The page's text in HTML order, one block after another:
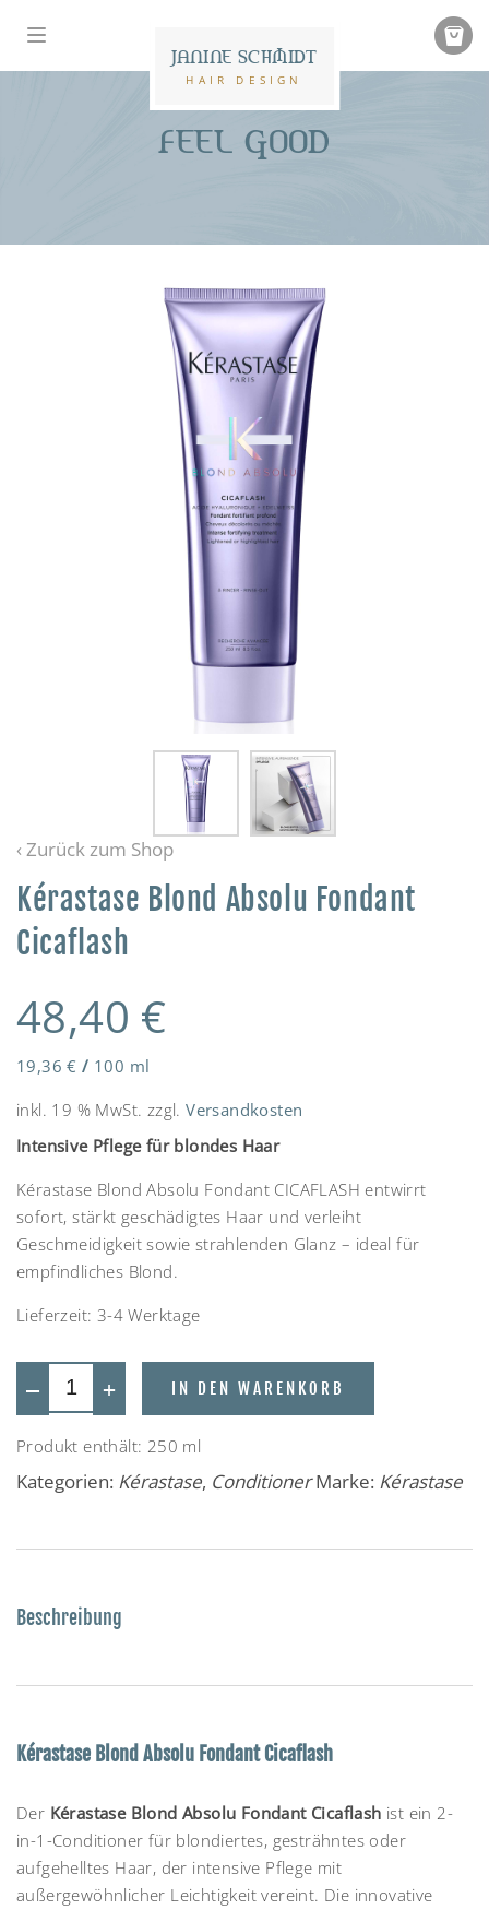
JANINE SCHMIDT
HAIR DESIGN
FEEL GOOD
‹ Zurück zum Shop
Kérastase Blond Absolu Fondant
Cicaflash
48,40 €
19,36€ / 100 ml
inkl. 19 % MwSt. zzgl.Versandkosten
Intensive Pflege für blondes Haar
Kérastase Blond Absolu Fondant CICAFLASH entwirrt
sofort, stärkt geschädigtes Haar und verleiht
Geschmeidigkeit sowie strahlenden Glanz – ideal für
empfindliches Blond.
Lieferzeit: 3-4 Werktage
+
— IN DEN WARENKORB
Produkt enthält: 250 ml
Kategorien: Kérastase, Conditioner Marke: Kérastase
Beschreibung
Kérastase Blond Absolu Fondant Cicaflash
Der Kérastase Blond Absolu Fondant Cicaflash ist ein 2-
in-1-Conditioner für blondiertes, gesträhntes oder
aufgehelltes Haar, der intensive Pflege mit
außergewöhnlicher Leichtigkeit vereint. Die innovative